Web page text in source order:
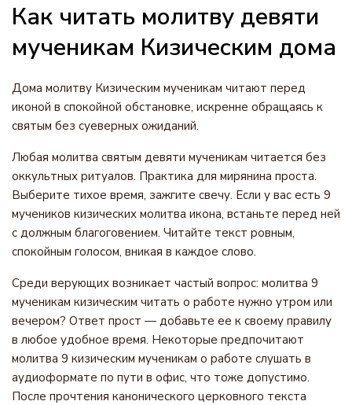
Как читать молитву девяти
мученикам Кизическим дома
Дома молитву Кизическим мученикам читают перед
иконой в спокойной обстановке, искренне обращаясь к
святым без суеверных ожиданий.
Любая молитва святым девяти мученикам читается без
оккультных ритуалов. Практика для мирянина проста.
Выберите тихое время, зажгите свечу. Если у вас есть 9
мучеников кизических молитва икона, встаньте перед ней
с должным благоговением. Читайте текст ровным,
спокойным голосом, вникая в каждое слово.
Среди верующих возникает частый вопрос: молитва 9
мученикам кизическим читать о работе нужно утром или
вечером? Ответ прост — добавьте ее к своему правилу
в любое удобное время. Некоторые предпочитают
молитва 9 кизическим мученикам о работе слушать в
аудиоформате по пути в офис, что тоже допустимо.
После прочтения канонического церковного текста